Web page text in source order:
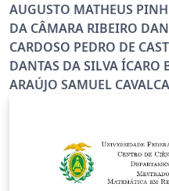
AUGUSTO MATHEUS
DA CÂMARA RIBEIRO
CARDOSO PEDRO DE
DANTAS DA SILVA ÍCARO
ARAÚJO SAMUEL